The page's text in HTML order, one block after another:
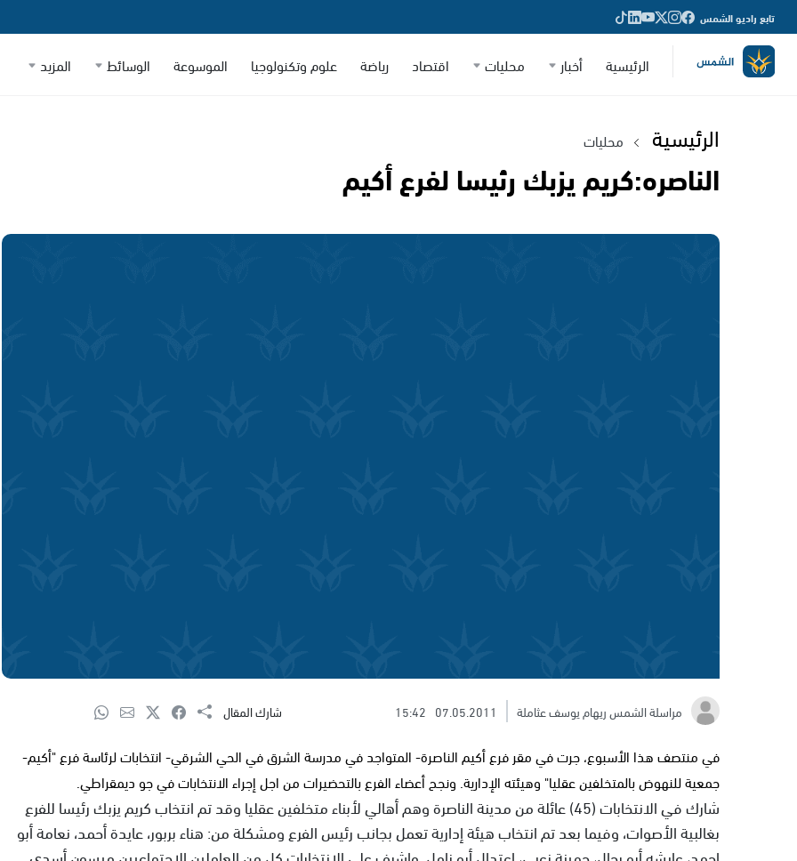
تابع راديو الشمس
الرئيسية أخبار محليات اقتصاد رياضة علوم وتكنولوجيا الموسوعة الوسائط المزيد
الرئيسية محليات
الناصره:كريم يزبك رئيسا لفرع أكيم
مراسلة الشمس ريهام يوسف عثاملة 07.05.2011
15:42 شارك المقال
في منتصف هذا الأسبوع، جرت في مقر فرع أكيم الناصرة- المتواجد في مدرسة الشرق في الحي الشرقي- انتخابات لرئاسة فرع "أكيم-
جمعية للنهوض بالمتخلفين عقليا" وهيئته الإدارية. ونجح أعضاء الفرع بالتحضيرات من اجل إجراء الانتخابات في جو ديمقراطي.
شارك في الانتخابات (45) عائلة من مدينة الناصرة وهم أهالي لأبناء متخلفين عقليا وقد تم انتخاب كريم يزبك رئيسا للفرع
بغالبية الأصوات، وفيما بعد تم انتخاب هيئة إدارية تعمل بجانب رئيس الفرع ومشكلة من: هناء بربور، عايدة أحمد، نعامة أبو